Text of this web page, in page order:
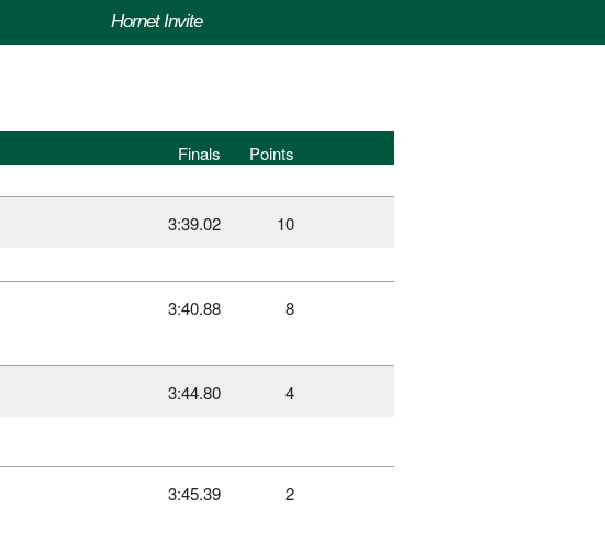
Hornet Invite
Finals Points
3:39.02 10
3:40.88 8
3:44.80 4
3:45.39 2